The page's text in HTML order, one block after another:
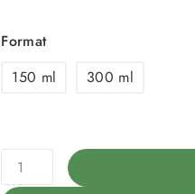
Format
150 ml
300 ml